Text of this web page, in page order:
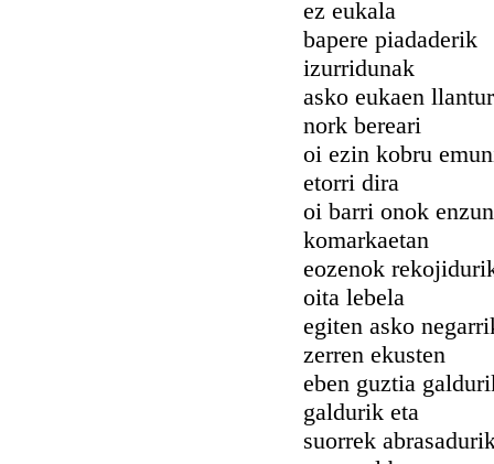
ez eukala
bapere piadaderik
izurridunak
asko eukaen
nork bereari
oi ezin kobru
etorri dira
oi barri onok
komarkaetan
eozenok
oita lebela
egiten asko
zerren ekusten
eben guztia
galdurik eta
suorrek